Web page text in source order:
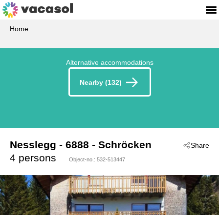
Home
Alternative accommodations
Nearby (132)
Share
Nesslegg - 6888 - Schröcken
4 persons
Object-no.: 532-513447